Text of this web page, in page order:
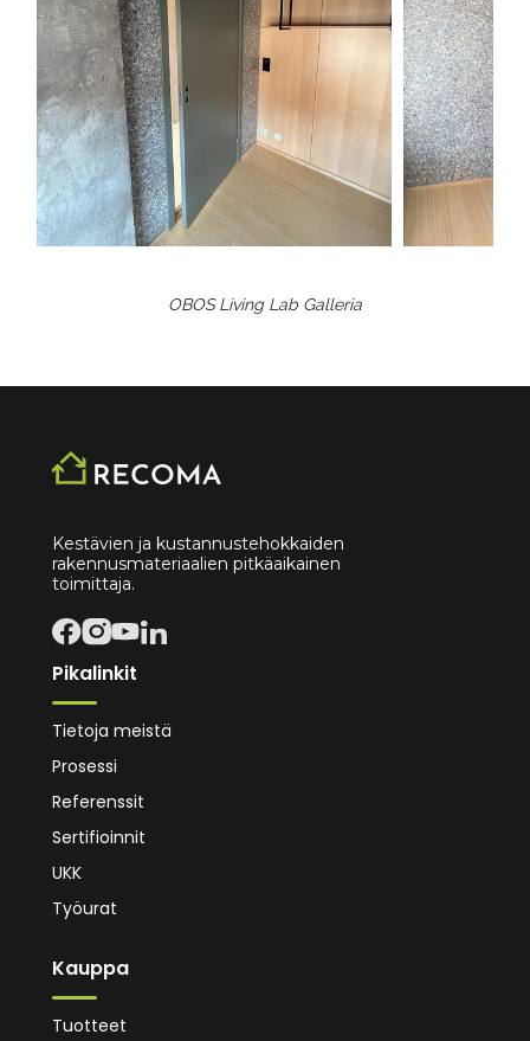
OBOS Living Lab Galleria
Kestävien ja kustannustehokkaiden
rakennusmateriaalien pitkäaikainen
toimittaja.
Pikalinkit
Tietoja meistä
Prosessi
Referenssit
Sertifioinnit
UKK
Työurat
Kauppa
Tuotteet